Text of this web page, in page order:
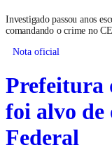
Investigado passou anos
comandando o crime no CE
Nota oficial
Prefeitura
foi alvo de
Federal